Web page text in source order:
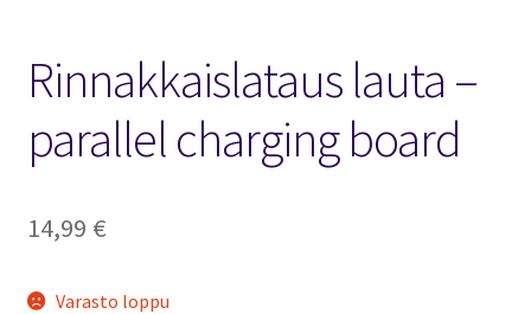
Kassa
Toimitusehdot
Yhteystiedot
Rinnakkaislataus lauta –
parallel charging board
14,99 €
Varasto loppu